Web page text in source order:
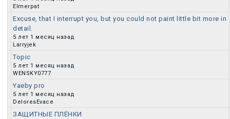
Обычная тема
Elmerpat
Обычная тема
Excuse, that I interrupt you, but you could not paint little bit more in
detail.
5 лет 1 месяц назад
Larryjek
Обычная тема
Topic
5 лет 1 месяц назад
WENSKY0777
Обычная тема
Yaeby pro
5 лет 1 месяц назад
DeloresEvace
ЗАЩИТНЫЕ ПЛЁНКИ